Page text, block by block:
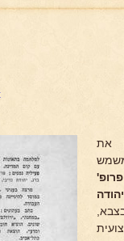
את
פרופ'